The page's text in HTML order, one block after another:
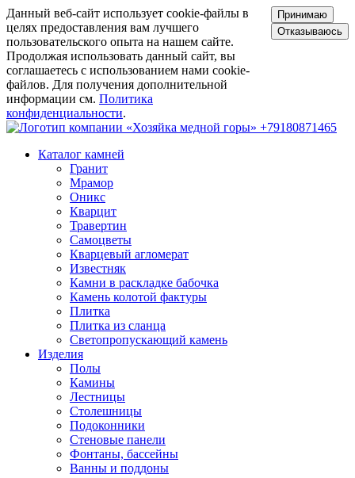
Данный веб-сайт использует cookie-файлы в
целях предоставления вам лучшего
пользовательского опыта на нашем сайте.
Продолжая использовать данный сайт, вы
соглашаетесь с использованием нами cookie-
файлов. Для получения дополнительной
информации см. Политика
конфиденциальности.
Принимаю
Отказываюсь
+79180871465
Каталог камней
Гранит
Мрамор
Оникс
Кварцит
Травертин
Самоцветы
Кварцевый агломерат
Известняк
Камни в раскладке бабочка
Камень колотой фактуры
Плитка
Плитка из сланца
Светопропускающий камень
Изделия
Полы
Камины
Лестницы
Столешницы
Подоконники
Стеновые панели
Фонтаны, бассейны
Ванны и поддоны